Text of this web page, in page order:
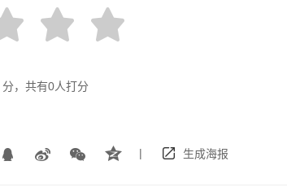
分，共有0人打分
| 生成海报